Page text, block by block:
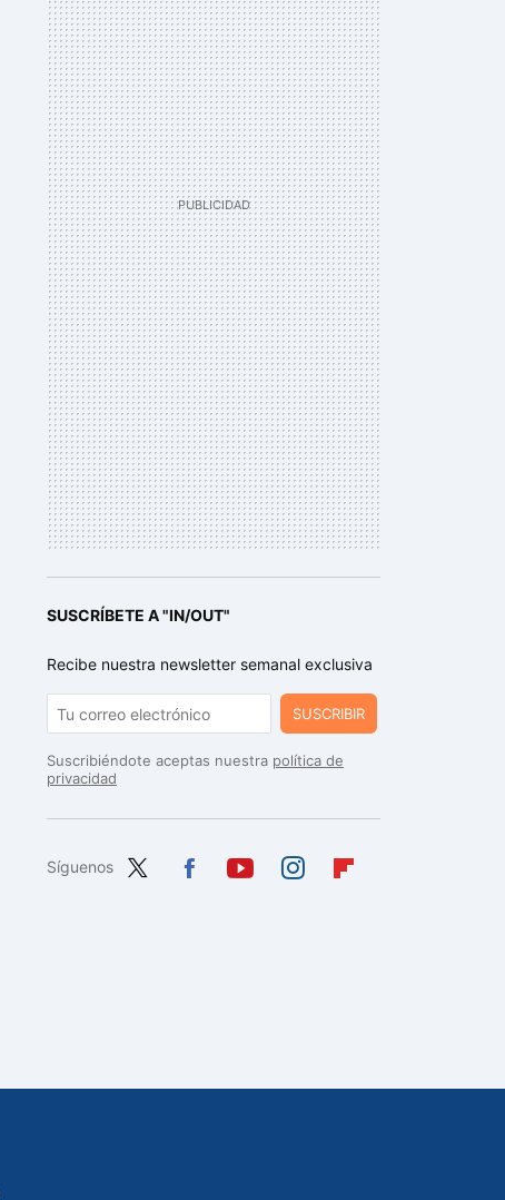
SUSCRÍBETE A "IN/OUT"
Recibe nuestra newsletter semanal exclusiva
SUSCRIBIR
Suscribiéndote aceptas nuestra política de
privacidad
Síguenos